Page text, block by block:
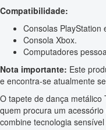
Compatibilidade:
Consolas PlayStation
Consola Xbox.
Computadores
Nota importante: Este
e encontra-se atualmente
O tapete de dança
quem procura um
combine tecnologia